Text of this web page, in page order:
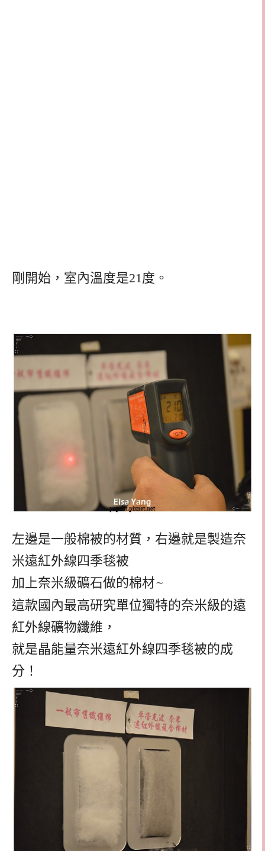
剛開始，室內溫度是21度。
左邊是一般棉被的材質，右邊就是製造奈
米遠紅外線四季毯被
加上奈米級礦石做的棉材~
這款國內最高研究單位獨特的奈米級的遠
紅外線礦物纖維，
就是晶能量奈米遠紅外線四季毯被的成
分！